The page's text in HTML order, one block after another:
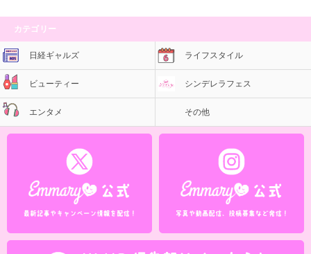
カテゴリー
日経ギャルズ ライフスタイル
ビューティー シンデレラフェス
エンタメ その他